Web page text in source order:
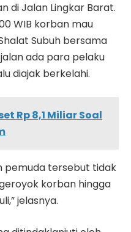
di Jalan Lingkar Barat.
WIB korban mau
Subuh bersama
ada para pelaku
diajak berkelahi.
Rp 8,1 Miliar Soal
pemuda tersebut tidak
korban hingga
jelasnya.